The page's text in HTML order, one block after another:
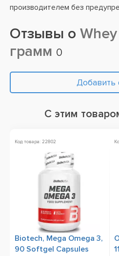
производителем без
Отзывы о
грамм 0
Добавить
С этим
Код товара: 22802
Biotech, Mega Omega 3,
90 Softgel Capsules